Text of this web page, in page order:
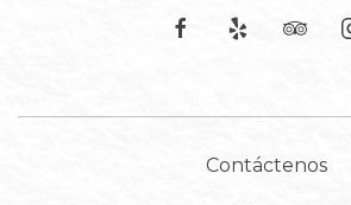
facebook
yelp
Contáctenos